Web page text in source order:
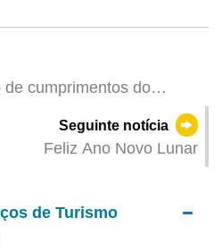
cumprimentos do
ao pessoal da linha
do Ano Novo
Seguinte notícia
Feliz Ano Novo Lunar
de Turismo